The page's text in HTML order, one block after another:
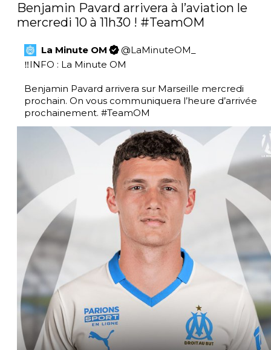
Benjamin Pavard arrivera à l’aviation le
mercredi 10 à 11h30 ! #TeamOM
La Minute OM @LaMinuteOM_
‼️INFO : La Minute OM
Benjamin Pavard arrivera sur Marseille mercredi
prochain. On vous communiquera l’heure d’arrivée
prochainement. #TeamOM